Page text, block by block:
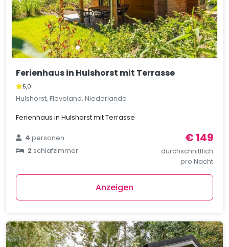
Ferienhaus in Hulshorst mit Terrasse
5,0
Hulshorst, Flevoland, Niederlande
Ferienhaus in Hulshorst mit Terrasse
4personen
2schlafzimmer
€ 149
durchschnittlich
pro Nacht
Anzeigen